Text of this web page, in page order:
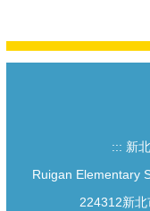
::: 新
Ruigan Elementary
224312新